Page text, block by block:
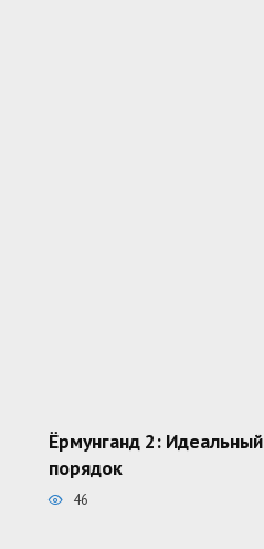
Ёрмунганд 2: Идеальный
порядок
46